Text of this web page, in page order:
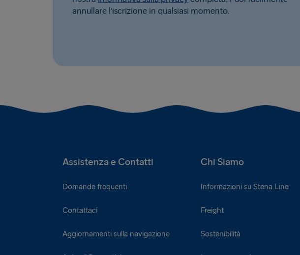
annullare l’iscrizione in qualsiasi momento.
Assistenza e Contatti Chi Siamo
Domande frequenti
Contattaci
Aggiornamenti sulla navigazione
Informazioni su Stena Line
Freight
Sostenibilità